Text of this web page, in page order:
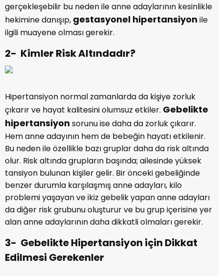
gerçekleşebilir bu neden ile anne adaylarının kesinlikle
hekimine danışıp, gestasyonel hipertansiyon ile
ilgili muayene olması gerekir.
2- Kimler Risk Altındadır?
Hipertansiyon normal zamanlarda da kişiye zorluk
çıkarır ve hayat kalitesini olumsuz etkiler. Gebelikte
hipertansiyon sorunu ise daha da zorluk çıkarır.
Hem anne adayının hem de bebeğin hayatı etkilenir.
Bu neden ile özellikle bazı gruplar daha da risk altında
olur. Risk altında grupların başında; ailesinde yüksek
tansiyon bulunan kişiler gelir. Bir önceki gebeliğinde
benzer durumla karşılaşmış anne adayları, kilo
problemi yaşayan ve ikiz gebelik yapan anne adayları
da diğer risk grubunu oluşturur ve bu grup içerisine yer
alan anne adaylarının daha dikkatli olmaları gerekir.
3- Gebelikte Hipertansiyon için Dikkat
Edilmesi Gerekenler